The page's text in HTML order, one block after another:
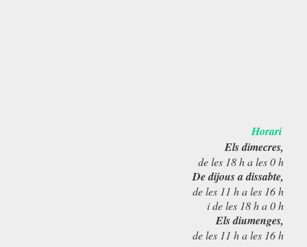
Horari
Els dimecres,
de les 18 h a les 0 h
De dijous a dissabte,
de les 11 h a les 16 h
i de les 18 h a 0 h
Els diumenges,
de les 11 h a les 16 h